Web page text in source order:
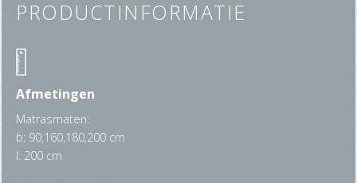
PRODUCTINFORMATIE
Afmetingen
Matrasmaten:
b: 90,160,180,200 cm
l: 200 cm